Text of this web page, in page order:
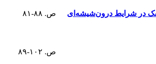
در شرایط درون‌شیشه‌ای
ص. ۸۸-۸۱
ص. ۱۰۲-۸۹